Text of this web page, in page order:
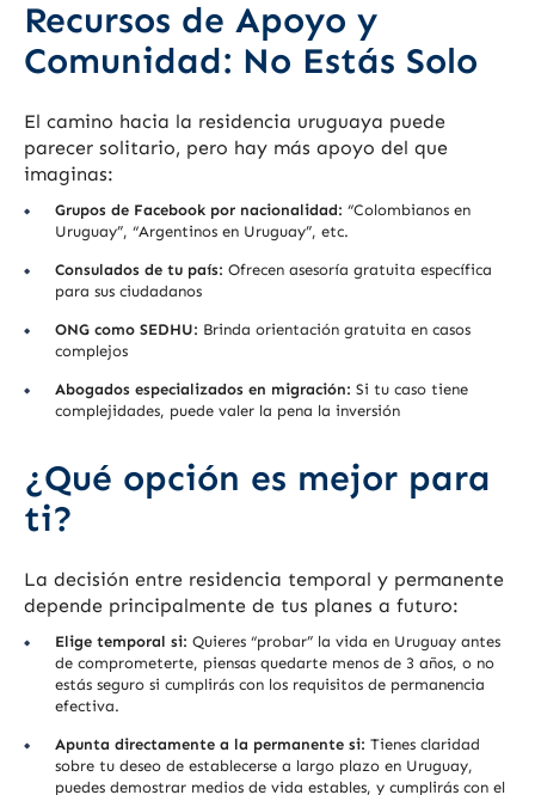
Recursos de Apoyo y
Comunidad: No Estás Solo
El camino hacia la residencia uruguaya puede
parecer solitario, pero hay más apoyo del que
imaginas:
Grupos de Facebook por nacionalidad: “Colombianos en
Uruguay”, “Argentinos en Uruguay”, etc.
Consulados de tu país: Ofrecen asesoría gratuita específica
para sus ciudadanos
ONG como SEDHU: Brinda orientación gratuita en casos
complejos
Abogados especializados en migración: Si tu caso tiene
complejidades, puede valer la pena la inversión
¿Qué opción es mejor para
ti?
La decisión entre residencia temporal y permanente
depende principalmente de tus planes a futuro:
Elige temporal si: Quieres “probar” la vida en Uruguay antes
de comprometerte, piensas quedarte menos de 3 años, o no
estás seguro si cumplirás con los requisitos de permanencia
efectiva.
Apunta directamente a la permanente si: Tienes claridad
sobre tu deseo de establecerse a largo plazo en Uruguay,
puedes demostrar medios de vida estables, y cumplirás con el